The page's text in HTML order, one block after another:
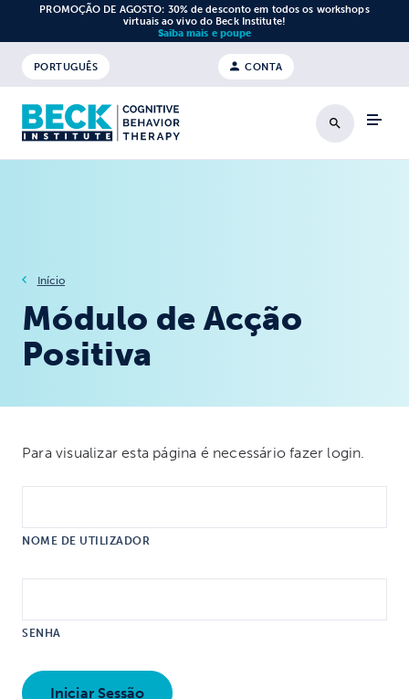
Saltar para o conteúdo
PROMOÇÃO DE AGOSTO: 30% de desconto em todos os workshops
virtuais ao vivo do Beck Institute!
Saiba mais e poupe
CONTA
PORTUGUÊS
Pesquisa
Início
Módulo de Acção
Positiva
Para visualizar esta página é necessário fazer login.
NOME DE UTILIZADOR
SENHA